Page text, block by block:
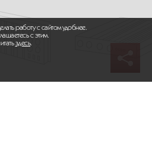
работу с сайтом удобнее.
с этим.
здесь.